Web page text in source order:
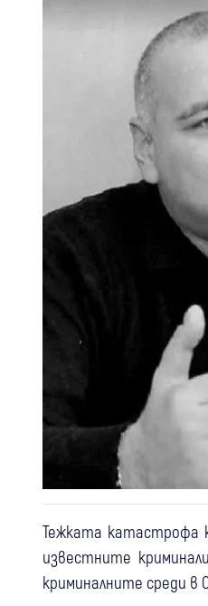
Тежката катастрофа
известните
криминалните среди в